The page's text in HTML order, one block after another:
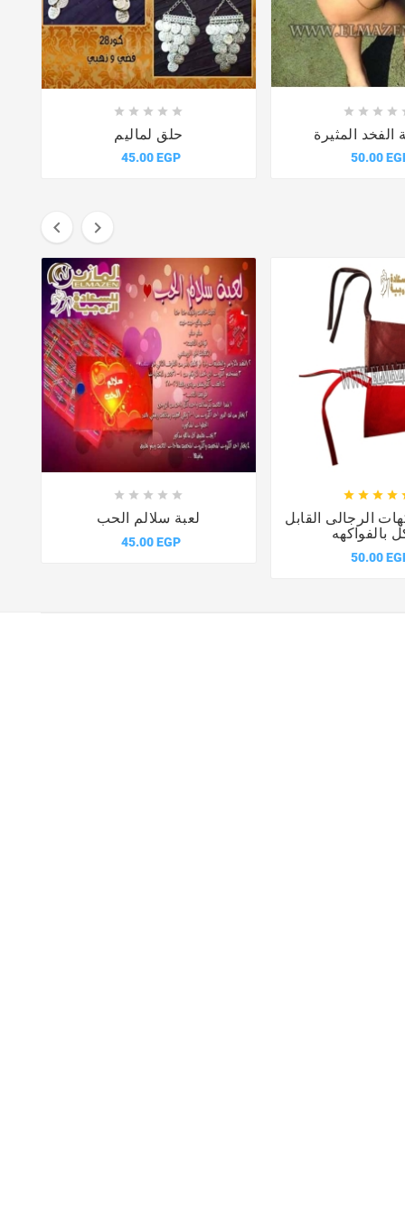

    
حلق لماليم
45.00 EGP

   
المثيرة
50.00
 
 
    
لعبة سلالم الحب
45.00 EGP
 
   
الرجالى القابل
بالفواكهه
50.00